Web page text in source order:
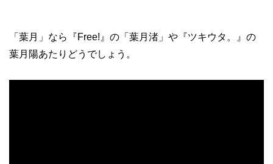
「葉月」なら『Free!』の「葉月渚」や『ツキウタ。』の
葉月陽あたりどうでしょう。